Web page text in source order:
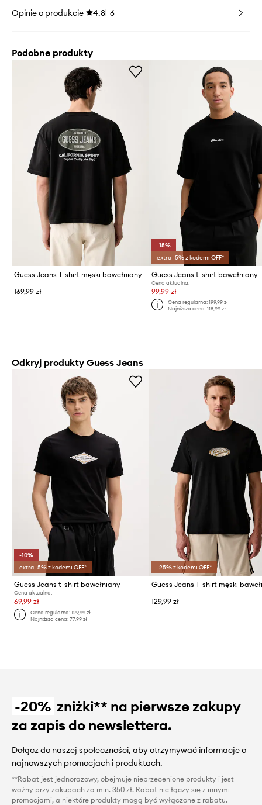
Opinie o produkcie 4.8 6
Podobne produkty
Guess Jeans T-shirt męski bawełniany
169,99 zł
-15%
extra -5% z kodem: OFF*
Guess Jeans t-shirt bawełniany
Cena aktualna:
99,99 zł
Cena regularna: 199,99 zł
Najniższa cena: 118,99 zł
Odkryj produkty Guess Jeans
-10%
extra -5% z kodem: OFF*
Guess Jeans t-shirt bawełniany
Cena aktualna:
69,99 zł
Cena regularna:129,99 zł
Najniższa cena:77,99 zł
-25% z kodem: OFF*
Guess Jeans T-shirt męski
129,99 zł
-20% zniżki** na pierwsze zakupy
za zapis do newslettera.
Dołącz do naszej społeczności, aby otrzymywać informacje o
najnowszych promocjach i produktach.
**Rabat jest jednorazowy, obejmuje nieprzecenione produkty i jest
ważny przy zakupach za min. 350 zł. Rabat nie łączy się z innymi
promocjami, a niektóre produkty mogą być wyłączone z rabatu.